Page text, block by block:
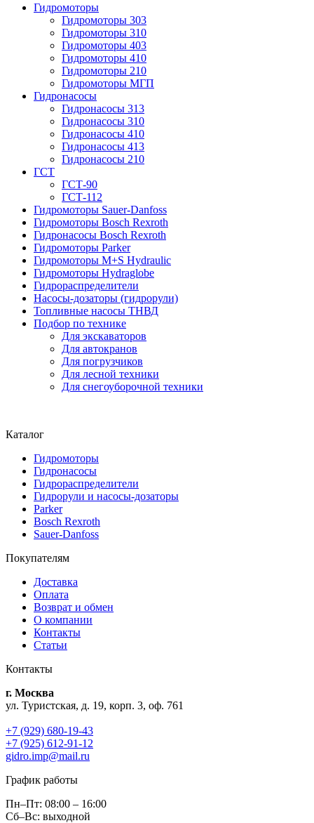
Гидромоторы
Гидромоторы 303
Гидромоторы 310
Гидромоторы 403
Гидромоторы 410
Гидромоторы 210
Гидромоторы МГП
Гидронасосы
Гидронасосы 313
Гидронасосы 310
Гидронасосы 410
Гидронасосы 413
Гидронасосы 210
ГСТ
ГСТ-90
ГСТ-112
Гидромоторы Sauer-Danfoss
Гидромоторы Bosch Rexroth
Гидронасосы Bosch Rexroth
Гидромоторы Parker
Гидромоторы M+S Hydraulic
Гидромоторы Hydraglobe
Гидрораспределители
Насосы-дозаторы (гидрорули)
Топливные насосы ТНВД
Подбор по технике
Для экскаваторов
Для автокранов
Для погрузчиков
Для лесной техники
Для снегоуборочной техники
Каталог
Гидромоторы
Гидронасосы
Гидрораспределители
Гидрорули и насосы-дозаторы
Parker
Bosch Rexroth
Sauer-Danfoss
Покупателям
Доставка
Оплата
Возврат и обмен
О компании
Контакты
Статьи
Контакты
г. Москва
ул. Туристская, д. 19, корп. 3, оф. 761
+7 (929) 680-19-43
+7 (925) 612-91-12
gidro.imp@mail.ru
График работы
Пн–Пт: 08:00 – 16:00
Сб–Вс: выходной